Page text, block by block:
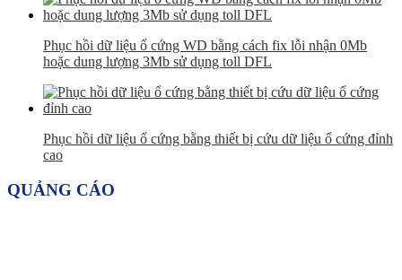
Phục hồi dữ liệu ổ cứng WD bằng cách fix lỗi nhận 0Mb
hoặc dung lượng 3Mb sử dụng toll DFL
Phục hồi dữ liệu ổ cứng bằng thiết bị cứu dữ liệu ổ cứng đỉnh
cao
QUẢNG CÁO